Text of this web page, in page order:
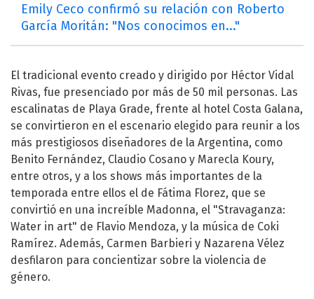
Emily Ceco confirmó su relación con Roberto
García Moritán: "Nos conocimos en..."
El tradicional evento creado y dirigido por Héctor Vidal
Rivas, fue presenciado por más de 50 mil personas. Las
escalinatas de Playa Grade, frente al hotel Costa Galana,
se convirtieron en el escenario elegido para reunir a los
más prestigiosos diseñadores de la Argentina, como
Benito Fernández, Claudio Cosano y Marecla Koury,
entre otros, y a los shows más importantes de la
temporada entre ellos el de Fátima Florez, que se
convirtió en una increíble Madonna, el "Stravaganza:
Water in art" de Flavio Mendoza, y la música de Coki
Ramírez. Además, Carmen Barbieri y Nazarena Vélez
desfilaron para concientizar sobre la violencia de
género.